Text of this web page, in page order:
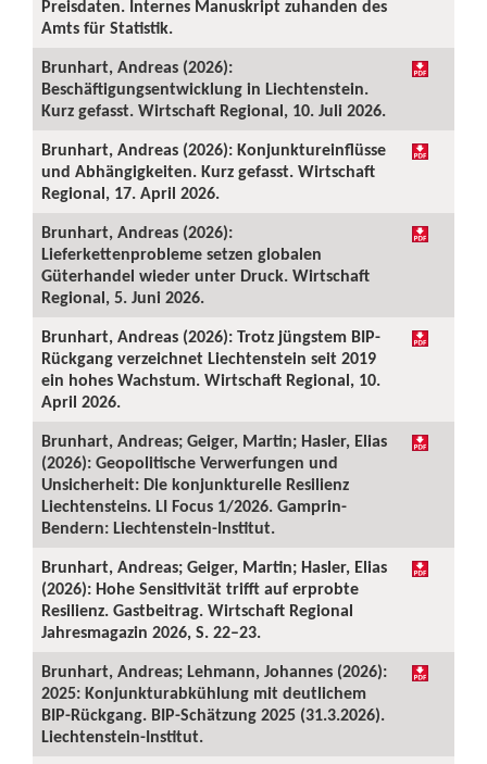
Preisdaten. Internes Manuskript zuhanden des
Amts für Statistik.
Brunhart, Andreas (2026):
Beschäftigungsentwicklung in Liechtenstein.
Kurz gefasst. Wirtschaft Regional, 10. Juli 2026.
Brunhart, Andreas (2026): Konjunktureinflüsse
und Abhängigkeiten. Kurz gefasst. Wirtschaft
Regional, 17. April 2026.
Brunhart, Andreas (2026):
Lieferkettenprobleme setzen globalen
Güterhandel wieder unter Druck. Wirtschaft
Regional, 5. Juni 2026.
Brunhart, Andreas (2026): Trotz jüngstem BIP-
Rückgang verzeichnet Liechtenstein seit 2019
ein hohes Wachstum. Wirtschaft Regional, 10.
April 2026.
Brunhart, Andreas; Geiger, Martin; Hasler, Elias
(2026): Geopolitische Verwerfungen und
Unsicherheit: Die konjunkturelle Resilienz
Liechtensteins. LI Focus 1/2026. Gamprin-
Bendern: Liechtenstein-Institut.
Brunhart, Andreas; Geiger, Martin; Hasler, Elias
(2026): Hohe Sensitivität trifft auf erprobte
Resilienz. Gastbeitrag. Wirtschaft Regional
Jahresmagazin 2026, S. 22–23.
Brunhart, Andreas; Lehmann, Johannes (2026):
2025: Konjunkturabkühlung mit deutlichem
BIP-Rückgang. BIP-Schätzung 2025 (31.3.2026).
Liechtenstein-Institut.